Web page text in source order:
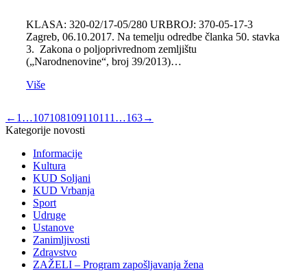
KLASA: 320-02/17-05/280 URBROJ: 370-05-17-3
Zagreb, 06.10.2017. Na temelju odredbe članka 50. stavka
3. Zakona o poljoprivrednom zemljištu
(„Narodnenovine“, broj 39/2013)…
Više
← 1 …107108109110111 …163→
Kategorije novosti
Informacije
Kultura
KUD Soljani
KUD Vrbanja
Sport
Udruge
Ustanove
Zanimljivosti
Zdravstvo
ZAŽELI – Program zapošljavanja žena